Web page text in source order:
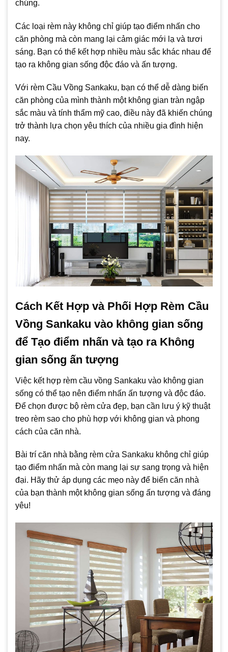
chúng.
Các loại rèm này không chỉ giúp tạo điểm nhấn cho
căn phòng mà còn mang lại cảm giác mới lạ và tươi
sáng. Bạn có thể kết hợp nhiều màu sắc khác nhau để
tạo ra không gian sống độc đáo và ấn tượng.
Với rèm Cầu Vồng Sankaku, bạn có thể dễ dàng biến
căn phòng của mình thành một không gian tràn ngập
sắc màu và tính thẩm mỹ cao, điều này đã khiến chúng
trở thành lựa chọn yêu thích của nhiều gia đình hiện
nay.
Cách Kết Hợp và Phối Hợp Rèm Cầu
Vồng Sankaku vào không gian sống
để Tạo điểm nhấn và tạo ra Không
gian sống ấn tượng
Việc kết hợp rèm cầu vồng Sankaku vào không gian
sống có thể tạo nên điểm nhấn ấn tượng và độc đáo.
Để chọn được bộ rèm cửa đẹp, bạn cần lưu ý kỹ thuật
treo rèm sao cho phù hợp với không gian và phong
cách của căn nhà.
Bài trí căn nhà bằng rèm cửa Sankaku không chỉ giúp
tạo điểm nhấn mà còn mang lại sự sang trọng và hiện
đại. Hãy thử áp dụng các mẹo này để biến căn nhà
của bạn thành một không gian sống ấn tượng và đáng
yêu!